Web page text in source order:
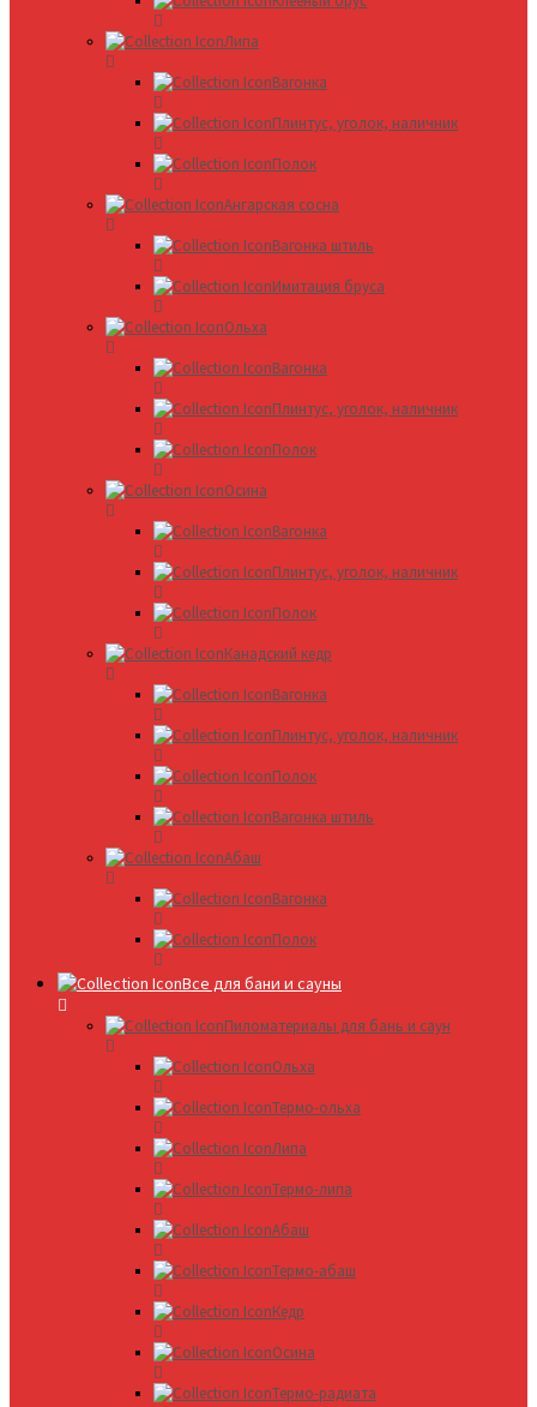
Липа
Вагонка
Плинтус, уголок, наличник
Полок
Ангарская сосна
Вагонка штиль
Имитация бруса
Ольха
Вагонка
Плинтус, уголок, наличник
Полок
Осина
Вагонка
Плинтус, уголок, наличник
Полок
Канадский кедр
Вагонка
Плинтус, уголок, наличник
Полок
Вагонка штиль
Абаш
Вагонка
Полок
Все для бани и сауны
Пиломатериалы для бань и саун
Ольха
Термо-ольха
Липа
Термо-липа
Абаш
Термо-абаш
Кедр
Осина
Термо-радиата